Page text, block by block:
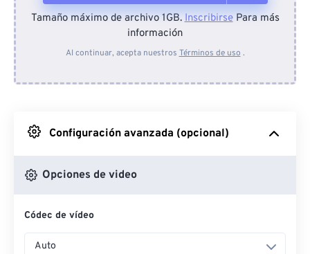
Desde el dispositivo
Desde Google Drive
Desde OneDrive
Desde URL
Tamaño máximo de archivo 1GB.InscribirsePara más
información
Al continuar, acepta nuestros Términos de uso .
Configuración avanzada (opcional)
Opciones de video
Códec de vídeo
Auto